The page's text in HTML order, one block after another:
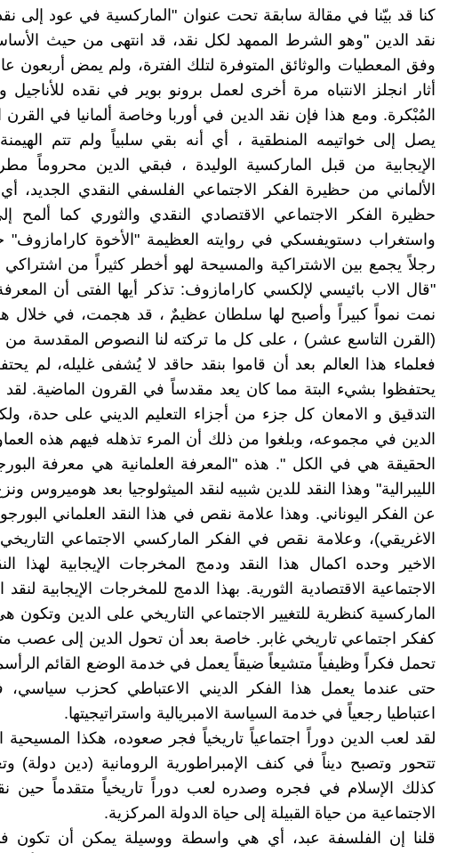
كنا قد بيّنا في مقالة سابقة تحت عنوان "الماركسية في عود إلى
نقد الدين "وهو الشرط الممهد لكل نقد، قد انتهى من حيث
أثار انجلز الانتباه مرة أخرى لعمل برونو بوير في نقده للأناجيل
المُبْكرة. ومع هذا فإن نقد الدين في أوربا وخاصة ألمانيا في
يصل إلى خواتيمه المنطقية ، أي أنه بقي سلبياً ولم تتم
الإيجابية من قبل الماركسية الوليدة ، فبقي الدين محروماً
الألماني من حظيرة الفكر الاجتماعي الفلسفي النقدي الجديد،
حظيرة الفكر الاجتماعي الاقتصادي النقدي والثوري كما ألمح
واستغراب دستويفسكي في روايته العظيمة "الأخوة
رجلاً يجمع بين الاشتراكية والمسيحة لهو أخطر كثيراً من
"قال الاب بائيسي لإلكسي كارامازوف: تذكر أيها الفتى أن المعرفة
نمت نمواً كبيراً وأصبح لها سلطان عظيمٌ ، قد هجمت، في خلال
(القرن التاسع عشر) ، على كل ما تركته لنا النصوص المقدسة من
فعلماء هذا العالم بعد أن قاموا بنقد حاقد لا يُشفى غليله، لم
يحتفظوا بشيء البتة مما كان يعد مقدساً في القرون الماضية. لقد
التدقيق و الامعان كل جزء من أجزاء التعليم الديني على حدة،
الدين في مجموعه، وبلغوا من ذلك أن المرء تذهله فيهم هذه
الحقيقة هي في الكل ". هذه "المعرفة العلمانية هي معرفة
الليبرالية" وهذا النقد للدين شبيه لنقد الميثولوجيا بعد هوميروس
عن الفكر اليوناني. وهذا علامة نقص في هذا النقد العلماني
الاغريقي)، وعلامة نقص في الفكر الماركسي الاجتماعي
الاخير وحده اكمال هذا النقد ودمج المخرجات الإيجابية لهذا
الاجتماعية الاقتصادية الثورية. بهذا الدمج للمخرجات الإيجابية
الماركسية كنظرية للتغيير الاجتماعي التاريخي على الدين وتكون
كفكر اجتماعي تاريخي غابر. خاصة بعد أن تحول الدين إلى عصب
تحمل فكراً وظيفياً متشيعاً ضيقاً يعمل في خدمة الوضع القائم
حتى عندما يعمل هذا الفكر الديني الاعتباطي كحزب سياسي،
اعتباطيا رجعياً في خدمة السياسة الامبريالية واستراتيجيتها.
لقد لعب الدين دوراً اجتماعياً تاريخياً فجر صعوده، هكذا المسيحية
تتحور وتصبح ديناً في كنف الإمبراطورية الرومانية (دين دولة)
كذلك الإسلام في فجره وصدره لعب دوراً تاريخياً متقدماً حين
الاجتماعية من حياة القبيلة إلى حياة الدولة المركزية.
قلنا إن الفلسفة عبد، أي هي واسطة ووسيلة يمكن أن تكون